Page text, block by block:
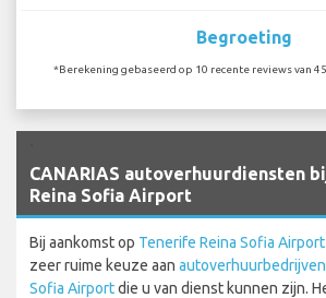
Begroeting
*Berekening gebaseerd op 10 recente reviews van
CANARIAS autoverhuurdiensten
Reina Sofia Airport
Bij aankomst op Tenerife Reina Sofia Airport
zeer ruime keuze aan
Sofia Airportdie u van dienst kunnen zijn.